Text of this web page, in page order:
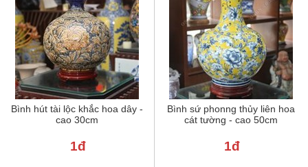
Bình hút tài lộc khắc hoa dây -
cao 30cm
1đ
Bình sứ phonng thủy liên hoa
cát tường - cao 50cm
1đ